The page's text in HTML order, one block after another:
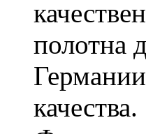
полотна
качества.